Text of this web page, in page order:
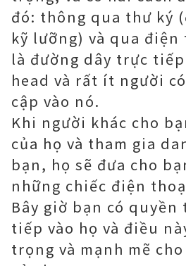
đó: thông qua thư ký
kỹ lưỡng) và qua điện
là đường dây trực
head và rất ít người
cập vào nó.
Khi người khác cho
của họ và tham gia
bạn, họ sẽ đưa cho
những chiếc điện
Bây giờ bạn có
tiếp vào họ và điều
trọng và mạnh mẽ